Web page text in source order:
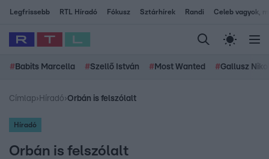
Legfrissebb RTL Híradó Fókusz Sztárhírek Randi Celeb vagyok,
# Babits Marcella #Szellő István # Most Wanted #Gallusz
Címlap› Híradó›Orbán is felszólalt
Híradó
Orbán is felszólalt